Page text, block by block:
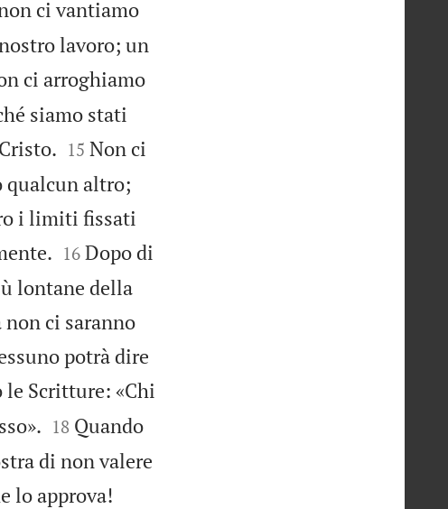
ci vantiamo
lavoro; un
ci arroghiamo
siamo stati

15 Non ci
qualcun altro;
i limiti fissati

16 Dopo di
lontane della
non ci saranno
potrà dire
le Scritture: «Chi

18 Quando
di non valere
lo approva!